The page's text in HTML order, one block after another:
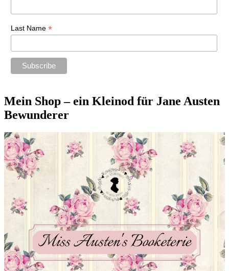
Last Name *
Mein Shop – ein Kleinod für Jane Austen
Bewunderer